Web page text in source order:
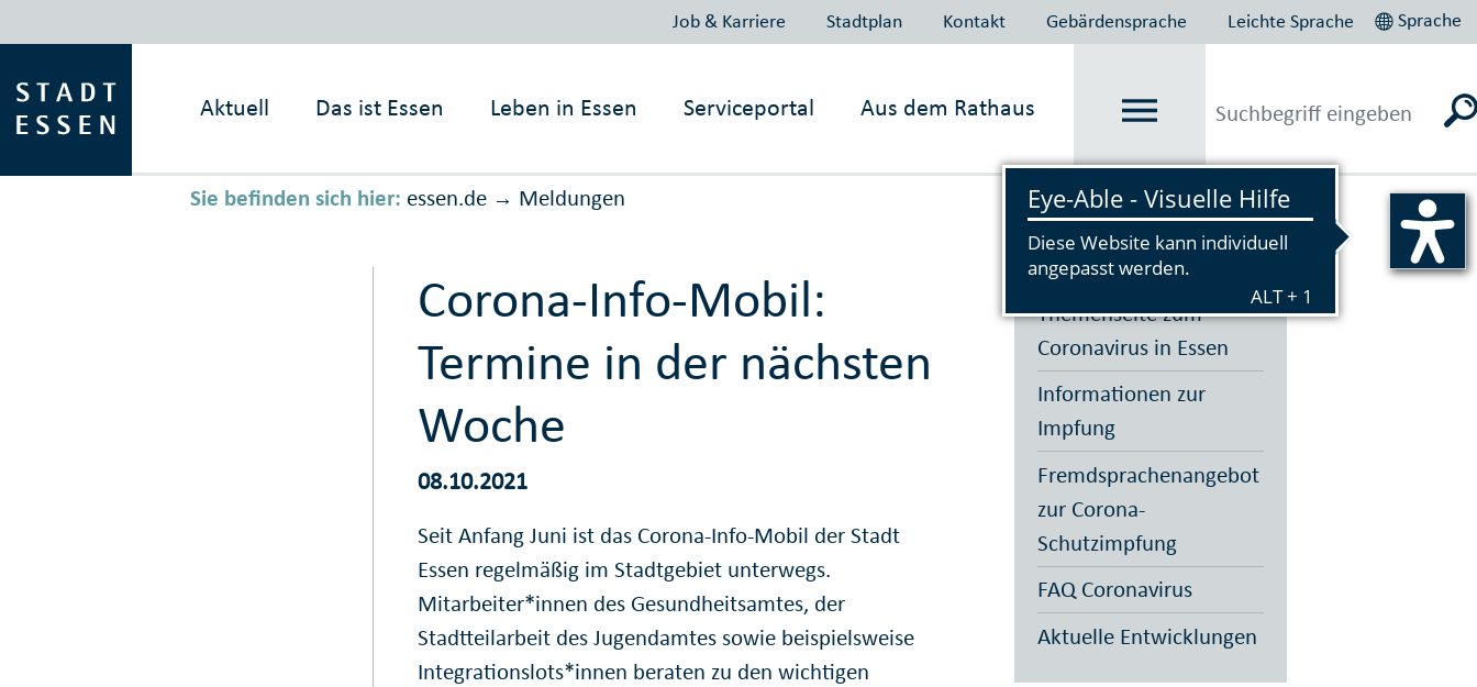
Job & Karriere Stadtplan Kontakt Gebärdensprache Leichte Sprache Sprache
Aktuell Das ist Essen Leben in Essen Serviceportal Aus dem Rathaus
Sie befinden sich hier: essen.de → Meldungen Vorlesen
Corona-Info-Mobil:
Termine in der nächsten
Woche
08.10.2021
Seit Anfang Juni ist das Corona-Info-Mobil der Stadt
Essen regelmäßig im Stadtgebiet unterwegs.
Mitarbeiter*innen des Gesundheitsamtes, der
Stadtteilarbeit des Jugendamtes sowie beispielsweise
Integrationslots*innen beraten zu den wichtigen
Themenseite zum
Coronavirus in Essen
Informationen zur
Impfung
Fremdsprachenangebot
zur Corona-
Schutzimpfung
FAQ Coronavirus
Aktuelle Entwicklungen